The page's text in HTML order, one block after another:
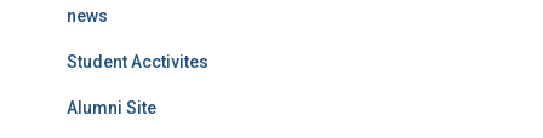
news
Student Acctivites
Alumni Site